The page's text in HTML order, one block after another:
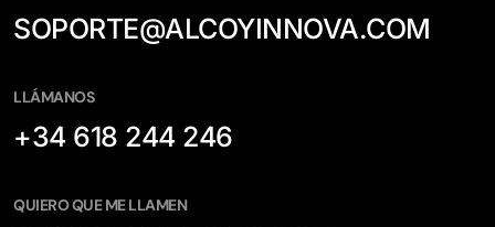
SOPORTE@ALCOYINNOVA.COM
LLÁMANOS
+34 618 244 246
QUIERO QUE ME LLAMEN